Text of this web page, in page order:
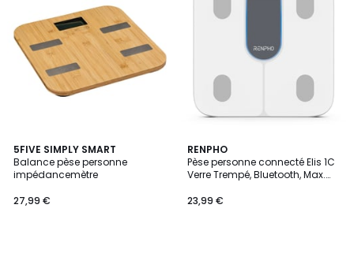
5FIVE SIMPLY SMART
Balance pèse personne
impédancemètre
27,99 €
RENPHO
Pèse personne connecté Elis 1C
Verre Trempé, Bluetooth, Max.
Corporelles
23,99 €